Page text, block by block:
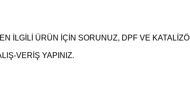
İLGİLİ ÜRÜN İÇİN SORUNUZ, DPF VE
VERİŞ YAPINIZ.